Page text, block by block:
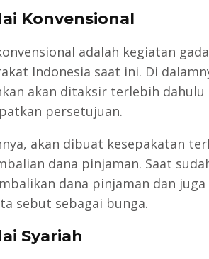
Konvensional
adalah kegiatan
Indonesia saat ini. Di
akan ditaksir terlebih dahulu
persetujuan.
akan dibuat kesepakatan
dana pinjaman. Saat
dana pinjaman dan
sebut sebagai bunga.
Syariah